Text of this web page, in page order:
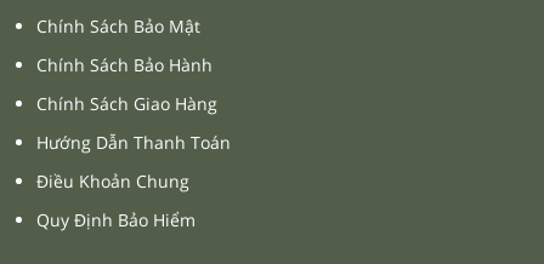
Chính Sách Bảo Mật
Chính Sách Bảo Hành
Chính Sách Giao Hàng
Hướng Dẫn Thanh Toán
Điều Khoản Chung
Quy Định Bảo Hiểm